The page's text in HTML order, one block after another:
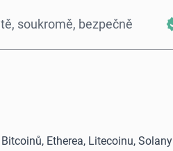
soukromě, bezpečně
Etherea, Litecoinu, Solany